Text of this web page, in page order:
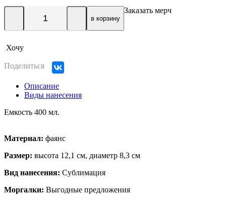
в корзину
Заказать мерч
Хочу
Поделиться
Описание
Виды нанесения
Емкость 400 мл.
Материал: фаянс
Размер: высота 12,1 см, диаметр 8,3 см
Вид нанесения: Сублимация
Моргалки: Выгодные предложения